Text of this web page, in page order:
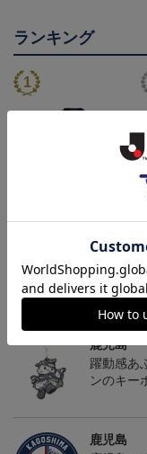
ランキング
ニフォーム（FP1st）
13,200円～17,600円
トピックス
鹿児島
躍動感あ
ンのキー
鹿児島